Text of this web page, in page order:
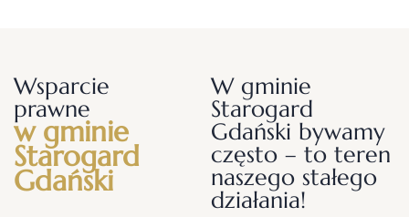
Wsparcie
prawne
w gminie
Starogard
Gdański
W gminie
Starogard
Gdański bywamy
często – to teren
naszego stałego
działania!